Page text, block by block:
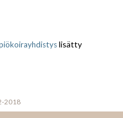
lisätty
2018